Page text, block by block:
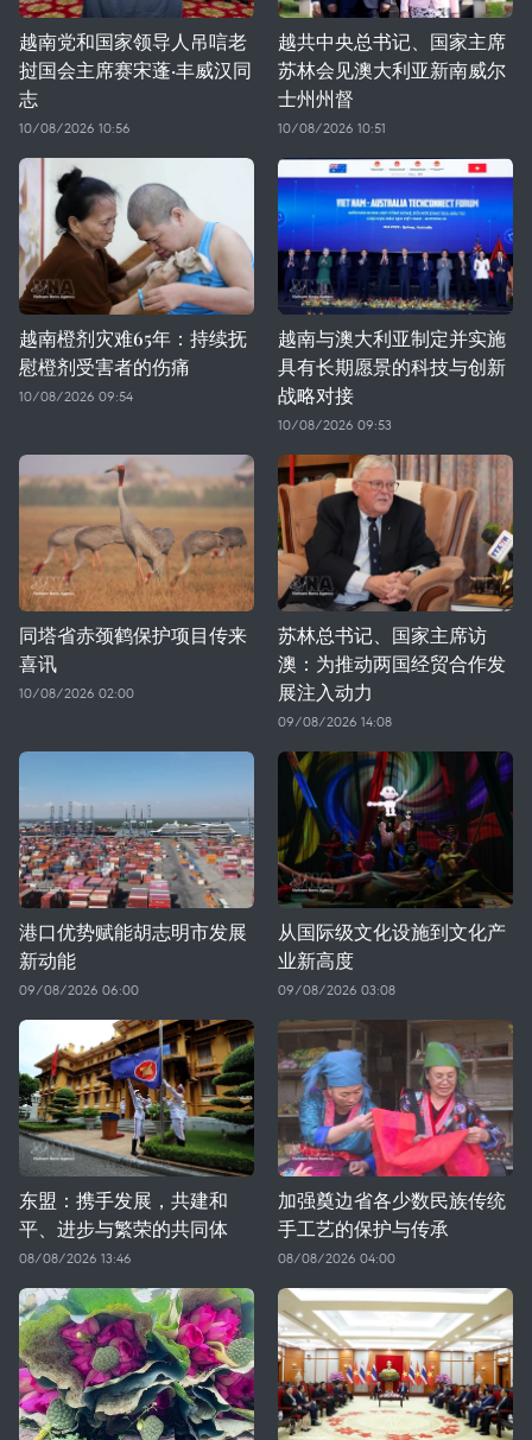
越南党和国家领导人吊唁老
挝国会主席赛宋蓬·丰威汉同
志
10/08/2026 10:56
越共中央总书记、国家主席
苏林会见澳大利亚新南威尔
士州州督
10/08/2026 10:51
越南橙剂灾难65年：持续抚
慰橙剂受害者的伤痛
10/08/2026 09:54
越南与澳大利亚制定并实施
具有长期愿景的科技与创新
战略对接
10/08/2026 09:53
同塔省赤颈鹤保护项目传来
喜讯
10/08/2026 02:00
苏林总书记、国家主席访
澳：为推动两国经贸合作发
展注入动力
09/08/2026 14:08
港口优势赋能胡志明市发展
新动能
09/08/2026 06:00
从国际级文化设施到文化产
业新高度
09/08/2026 03:08
东盟：携手发展，共建和
平、进步与繁荣的共同体
08/08/2026 13:46
加强奠边省各少数民族传统
手工艺的保护与传承
08/08/2026 04:00